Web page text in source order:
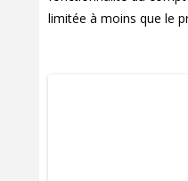
limitée à moins que le